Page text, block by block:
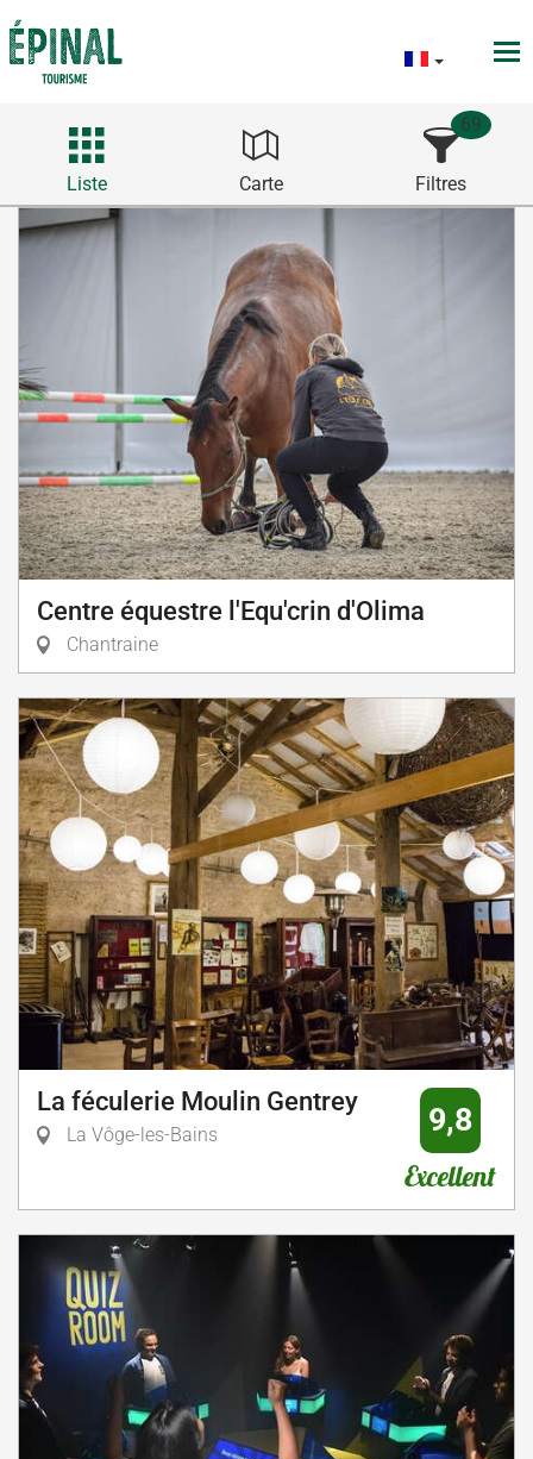
Liste Carte Filtres
69
Centre équestre l'Equ'crin d'Olima
Chantraine
La féculerie Moulin Gentrey
La Vôge-les-Bains 9,8
Excellent